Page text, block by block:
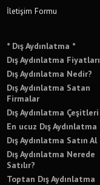
İletişim Formu
* Dış Aydınlatma *
Dış Aydınlatma Fiyatları
Dış Aydınlatma Nedir?
Dış Aydınlatma Satan
Firmalar
Dış Aydınlatma Çeşitleri
En ucuz Dış Aydınlatma
Dış Aydınlatma Satın Al
Dış Aydınlatma Nerede
Satılır?
Toptan Dış Aydınlatma